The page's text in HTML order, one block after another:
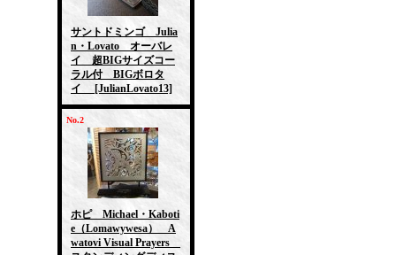
サントドミンゴ Julia
n・Lovato オーバレ
イ 超BIGサイズコー
ラル付 BIGボロタ
イ
[JulianLovato13]
No.2
ホピ Michael・Kaboti
e（Lomawywesa） A
watovi Visual Prayers